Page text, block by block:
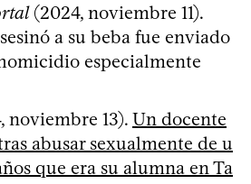
(2024, noviembre 11).
a su beba fue enviado
especialmente
noviembre 13). Un docente
abusar sexualmente de u
que era su alumna en Ta